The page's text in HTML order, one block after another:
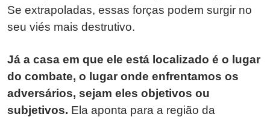
Se extrapoladas, essas forças podem surgir no
seu viés mais destrutivo.
Já a casa em que ele está localizado é o lugar
do combate, o lugar onde enfrentamos os
adversários, sejam eles objetivos ou
subjetivos. Ela aponta para a região da